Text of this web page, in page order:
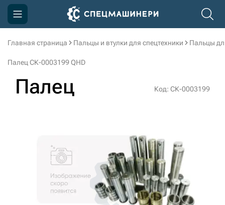
Главная страница Пальцы и втулки для спецтехники Пальцы
Палец СК-0003199 QHD
Палец Код: СК-0003199
Компания
Доставка и оплата
3D тур по производству
3D тур по складам